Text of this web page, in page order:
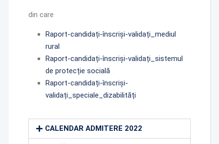
din care
Raport-candidați-înscriși-validați_mediul
rural
Raport-candidați-înscriși-validați_sistemul
de protecție socială
Raport-candidați-înscriși-
validați_speciale_dizabilități
CALENDAR ADMITERE 2022